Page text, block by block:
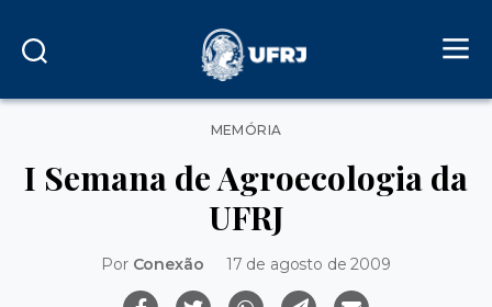
Categorias
MEMÓRIA
I Semana de Agroecologia da
UFRJ
Por Conexão 17 de agosto de 2009